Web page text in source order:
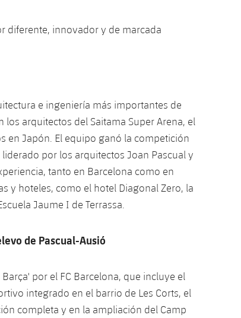
diferente, innovador y de marcada
e ingeniería más importantes de
arquitectos del Saitama Super Arena, el
en Japón. El equipo ganó la competición
por los arquitectos Joan Pascual y
tanto en Barcelona como en
y hoteles, como el hotel Diagonal Zero, la
Jaume I de Terrassa.
de Pascual-Ausió
por el FC Barcelona, ​​que incluye el
integrado en el barrio de Les Corts, el
completa y en la ampliación del Camp